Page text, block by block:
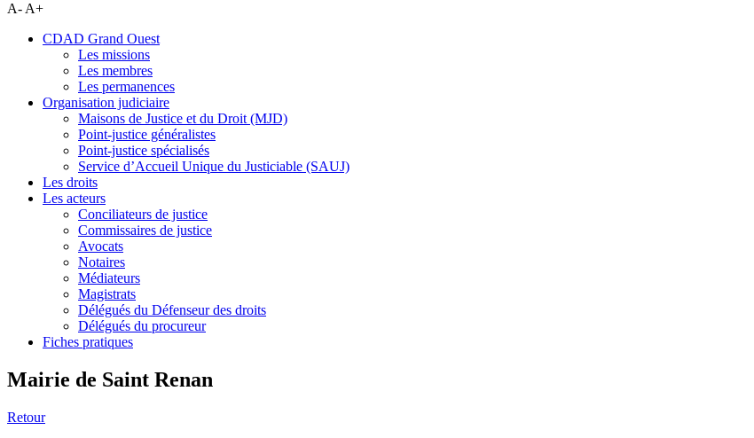
A- A+
CDAD Grand Ouest
Les missions
Les membres
Les permanences
Organisation judiciaire
Maisons de Justice et du Droit (MJD)
Point-justice généralistes
Point-justice spécialisés
Service d’Accueil Unique du Justiciable (SAUJ)
Les droits
Les acteurs
Conciliateurs de justice
Commissaires de justice
Avocats
Notaires
Médiateurs
Magistrats
Délégués du Défenseur des droits
Délégués du procureur
Fiches pratiques
Mairie de Saint Renan
Retour